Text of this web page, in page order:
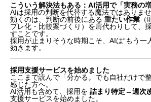
こういう解決法もある：AI活用で「実務の
AIは採用の判断を代替する魔法ではありませ
効くのは、判断の前後にある 重たい作業
プレ化・比較案づくり）を肩代わりして、
すことです。
採用が止まりそうな時期こそ、AIは“もう一
効きます。
採用支援サービスを始めました
ここまで読んで「分かる。でも自社だけで
感じた方へ。
AI活用も含めて、採用を 詰まり特定→週次
支援サービスを始めました。